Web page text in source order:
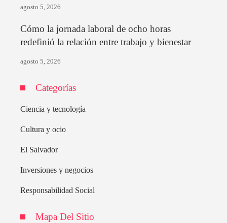
agosto 5, 2026
Cómo la jornada laboral de ocho horas
redefinió la relación entre trabajo y bienestar
agosto 5, 2026
Categorías
Ciencia y tecnología
Cultura y ocio
El Salvador
Inversiones y negocios
Responsabilidad Social
Mapa Del Sitio